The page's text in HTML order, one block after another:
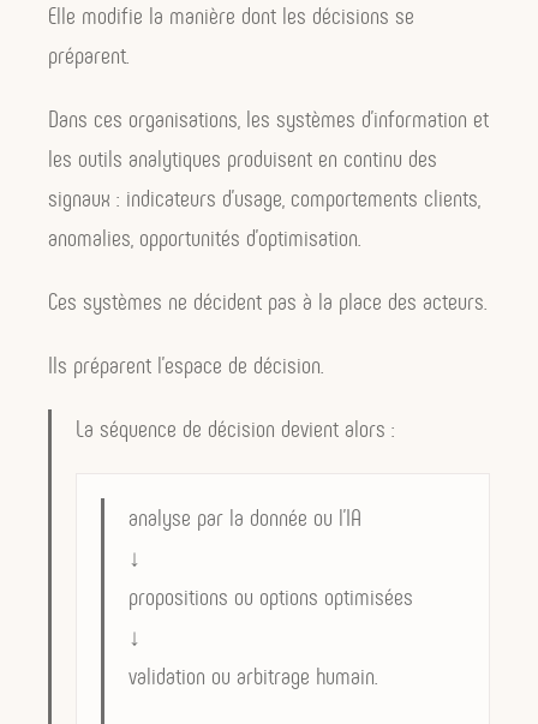
Elle modifie la manière dont les décisions se
préparent.
Dans ces organisations, les systèmes d’information et
les outils analytiques produisent en continu des
signaux : indicateurs d’usage, comportements clients,
anomalies, opportunités d’optimisation.
Ces systèmes ne décident pas à la place des acteurs.
Ils préparent l’espace de décision.
La séquence de décision devient alors :
analyse par la donnée ou l’IA
↓
propositions ou options optimisées
↓
validation ou arbitrage humain.